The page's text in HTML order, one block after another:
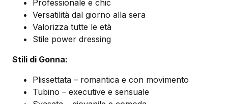
Professionale e chic
Versatilità dal giorno alla sera
Valorizza tutte le età
Stile power dressing
Stili di Gonna:
Plissettata – romantica e con movimento
Tubino – executive e sensuale